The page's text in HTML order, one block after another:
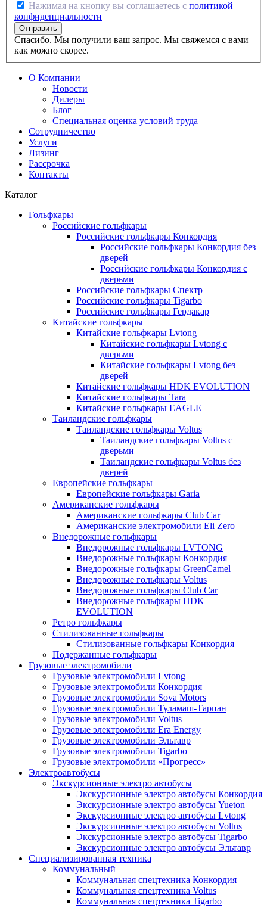
Нажимая на кнопку вы соглашаетесь с политикой
конфиденциальности
Спасибо. Мы получили ваш запрос. Мы свяжемся с вами
как можно скорее.
О Компании
Новости
Дилеры
Блог
Специальная оценка условий труда
Сотрудничество
Услуги
Лизинг
Рассрочка
Контакты
Каталог
Гольфкары
Российские гольфкары
Российские гольфкары Конкордия
Российские гольфкары Конкордия без
дверей
Российские гольфкары Конкордия с
дверьми
Российские гольфкары Спектр
Российские гольфкары Tigarbo
Российские гольфкары Гердакар
Китайские гольфкары
Китайские гольфкары Lvtong
Китайские гольфкары Lvtong с
дверьми
Китайские гольфкары Lvtong без
дверей
Китайские гольфкары HDK EVOLUTION
Китайские гольфкары Tara
Китайские гольфкары EAGLE
Таиландские гольфкары
Таиландские гольфкары Voltus
Таиландские гольфкары Voltus с
дверьми
Таиландские гольфкары Voltus без
дверей
Европейские гольфкары
Европейские гольфкары Garia
Американские гольфкары
Американские гольфкары Club Car
Американские электромобили Eli Zero
Внедорожные гольфкары
Внедорожные гольфкары LVTONG
Внедорожные гольфкары Конкордия
Внедорожные гольфкары GreenCamel
Внедорожные гольфкары Voltus
Внедорожные гольфкары Club Car
Внедорожные гольфкары HDK
EVOLUTION
Ретро гольфкары
Стилизованные гольфкары
Стилизованные гольфкары Конкордия
Подержанные гольфкары
Грузовые электромобили
Грузовые электромобили Lvtong
Грузовые электромобили Конкордия
Грузовые электромобили Sova Motors
Грузовые электромобили Туламаш-Тарпан
Грузовые электромобили Voltus
Грузовые электромобили Era Energy
Грузовые электромобили Эльтавр
Грузовые электромобили Tigarbo
Грузовые электромобили «Прогресс»
Электроавтобусы
Экскурсионные электро автобусы
Экскурсионные электро автобусы Конкордия
Экскурсионные электро автобусы Yueton
Экскурсионные электро автобусы Lvtong
Экскурсионные электро автобусы Voltus
Экскурсионные электро автобусы Tigarbo
Экскурсионные электро автобусы Эльтавр
Специализированная техника
Коммунальный
Коммунальная спецтехника Конкордия
Коммунальная спецтехника Voltus
Коммунальная спецтехника Tigarbo